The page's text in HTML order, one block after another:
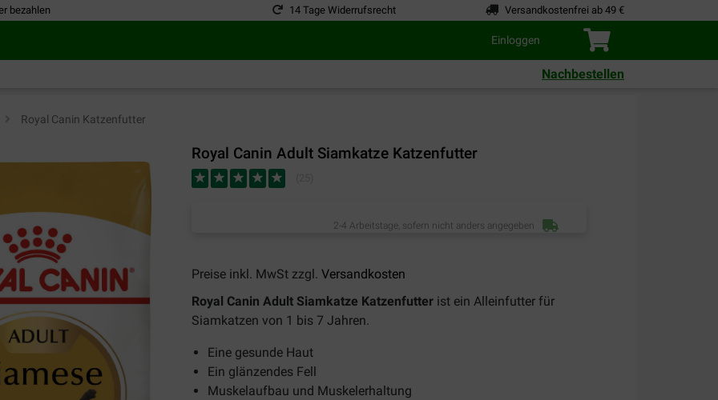
bezahlen 14 Tage Widerrufsrecht Versandkostenfrei ab 49 €
Einloggen
Nachbestellen
Royal Canin Katzenfutter
Royal Canin Adult Siamkatze Katzenfutter
2-4 Arbeitstage, sofern nicht anders angegeben
Preise inkl. MwSt zzgl. Versandkosten
Royal Canin Adult Siamkatze Katzenfutter ist ein Alleinfutter für
Siamkatzen von 1 bis 7 Jahren.
Eine gesunde Haut
Ein glänzendes Fell
Muskelaufbau und Muskelerhaltung